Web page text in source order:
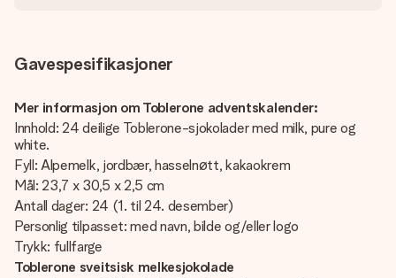
Gavespesifikasjoner
Mer informasjon om Toblerone adventskalender:
Innhold: 24 deilige Toblerone-sjokolader med milk, pure og
white.
Fyll: Alpemelk, jordbær, hasselnøtt, kakaokrem
Mål: 23,7 x 30,5 x 2,5 cm
Antall dager: 24 (1. til 24. desember)
Personlig tilpasset: med navn, bilde og/eller logo
Trykk: fullfarge
Toblerone sveitsisk melkesjokolade